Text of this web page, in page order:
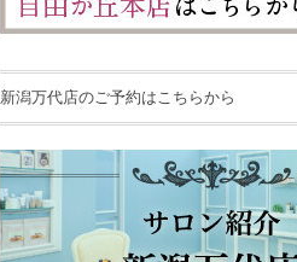
新潟万代店のご予約はこちらから